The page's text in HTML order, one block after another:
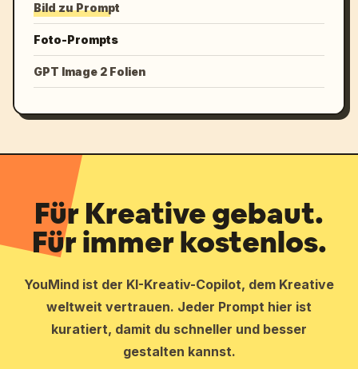
Bild zu Prompt
Foto-Prompts
GPT Image 2 Folien
Für Kreative gebaut.
Für immer kostenlos.
YouMind ist der KI-Kreativ-Copilot, dem Kreative
weltweit vertrauen. Jeder Prompt hier ist
kuratiert, damit du schneller und besser
gestalten kannst.